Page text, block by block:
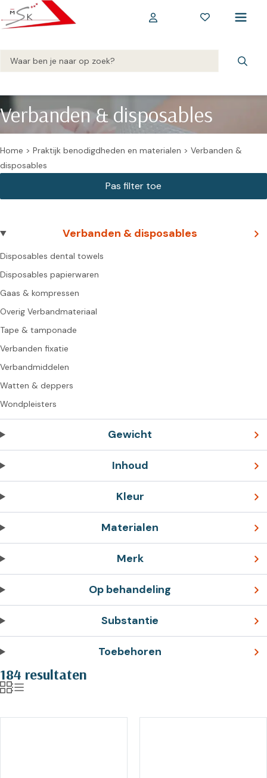
Verbanden & disposables
Home > Praktijk benodigdheden en materialen > Verbanden &
disposables
Verbanden & disposables
Disposables dental towels
Disposables papierwaren
Gaas & kompressen
Overig Verbandmateriaal
Tape & tamponade
Verbanden fixatie
Verbandmiddelen
Watten & deppers
Wondpleisters
Gewicht
Inhoud
Kleur
Materialen
Merk
Op behandeling
Substantie
Toebehoren
184 resultaten